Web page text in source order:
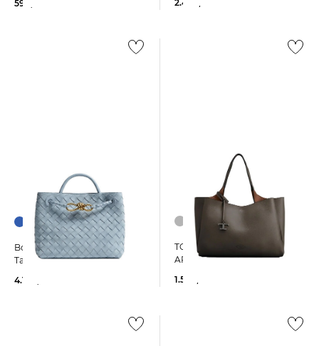
590,00 €
2.400,00 €
Bottega Veneta | Damen
Tasche ANDIAMO
4.100,00 €
TOD´S | Damen Tote-Bag
APA MANICI MEDIA
1.500,00 €